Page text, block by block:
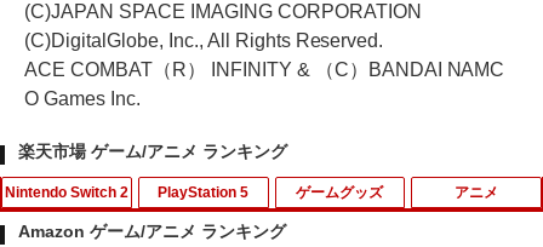
(C)JAPAN SPACE IMAGING CORPORATION
(C)DigitalGlobe, Inc., All Rights Reserved.
ACE COMBAT（R） INFINITY & （C）BANDAI NAMC
O Games Inc.
楽天市場 ゲーム/アニメ ランキング
Nintendo Switch 2 PlayStation 5 ゲームグッズ アニメ
Amazon ゲーム/アニメ ランキング